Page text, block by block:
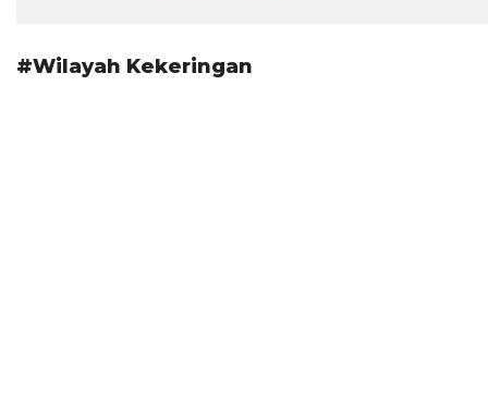
#Wilayah Kekeringan